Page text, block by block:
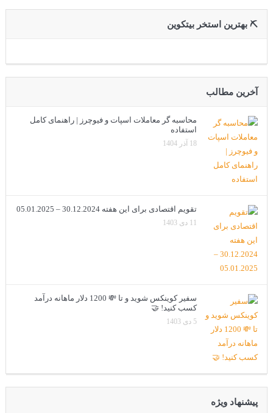
⛏ بهترین استخر بیتکوین
آخرین مطالب
محاسبه گر معاملات اسپات و فیوچرز | راهنمای کامل
استفاده
18 آذر 1404
تقویم اقتصادی برای این هفته 30.12.2024 – 05.01.2025
11 دی 1403
سفیر کوینکس شوید و تا 💸 1200 دلار ماهانه درآمد
کسب کنید! 🤝
5 دی 1403
پیشنهاد ویژه